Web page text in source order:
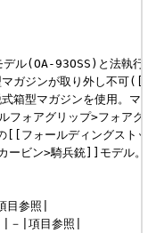
ル(OA-93OSS)と法執行
マガジンが取り外し不可
箱型マガジンを使用。
フォアグリップ>フォアグ
[[フォールディングスト
ビン>騎兵銃]]モデル。
参照|
|項目参照|